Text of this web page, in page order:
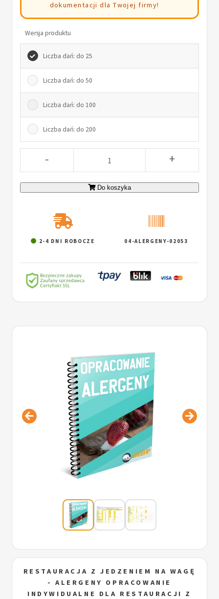
RESTAURACJA Z JEDZENIEM NA WAGĘ
- ALERGENY OPRACOWANIE
INDYWIDUALNE DLA RESTAURACJI Z
dokumentacji dla Twojej firmy!
Wersja produktu
Liczba dań: do 25
Liczba dań: do 50
Liczba dań: do 100
Liczba dań: do 200
- +
Do koszyka
2-4 DNI ROBOCZE 04-ALERGENY-02053